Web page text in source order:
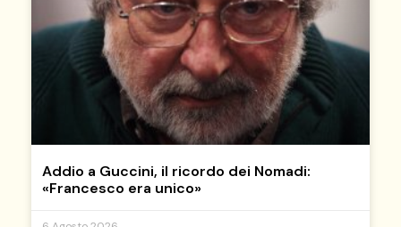
Addio a Guccini, il ricordo dei Nomadi:
«Francesco era unico»